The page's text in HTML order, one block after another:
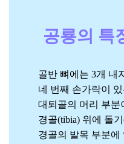
공룡의 특
골반 뼈에는 3개 내
네 번째 손가락이
대퇴골의 머리 부분
경골(tibia) 위에 돌
경골의 발목 부분에